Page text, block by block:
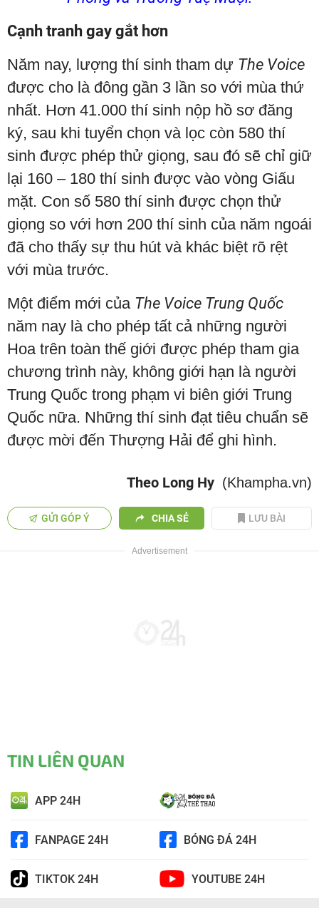
Cạnh tranh gay gắt hơn
Năm nay, lượng thí sinh tham dự The Voice
được cho là đông gần 3 lần so với mùa thứ
nhất. Hơn 41.000 thí sinh nộp hồ sơ đăng
ký, sau khi tuyển chọn và lọc còn 580 thí
sinh được phép thử giọng, sau đó sẽ chỉ giữ
lại 160 – 180 thí sinh được vào vòng Giấu
mặt. Con số 580 thí sinh được chọn thử
giọng so với hơn 200 thí sinh của năm ngoái
đã cho thấy sự thu hút và khác biệt rõ rệt
với mùa trước.
Một điểm mới của The Voice Trung Quốc
năm nay là cho phép tất cả những người
Hoa trên toàn thế giới được phép tham gia
chương trình này, không giới hạn là người
Trung Quốc trong phạm vi biên giới Trung
Quốc nữa. Những thí sinh đạt tiêu chuẩn sẽ
được mời đến Thượng Hải để ghi hình.
Theo Long Hy (Khampha.vn)
GỬI GÓP Ý CHIA SẺ LƯU BÀI
TIN LIÊN QUAN
APP 24H
FANPAGE 24H BÓNG ĐÁ 24H
TIKTOK 24H YOUTUBE 24H